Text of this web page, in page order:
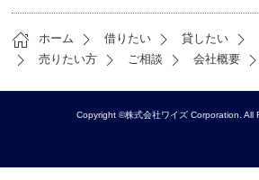
ホーム 借りたい 貸したい
売りたい方
ご相談 会社概要
Copyright ©株式会社ワイズ Corporation. All